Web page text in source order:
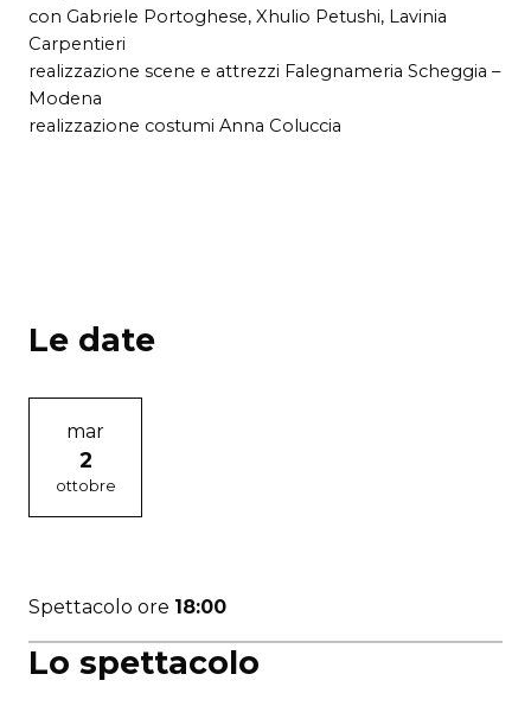
con Gabriele Portoghese, Xhulio Petushi, Lavinia
Carpentieri
realizzazione scene e attrezzi Falegnameria Scheggia –
Modena
realizzazione costumi Anna Coluccia
Lo spettacolo
Le date
mar
2
ottobre
Spettacolo ore 18:00